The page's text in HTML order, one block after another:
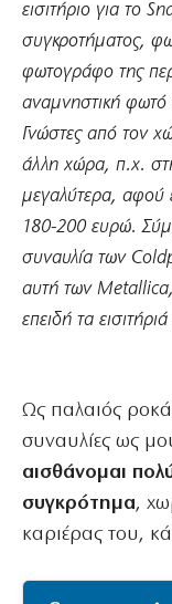
εισιτήριο για το
συγκροτήματος,
φωτογράφο της
αναμνηστική
Γνώστες από τον
άλλη χώρα, π.χ.
μεγαλύτερα, αφού
180-200 ευρώ.
συναυλία των
αυτή των Metallica,
επειδή τα
Ως παλαιός
συναυλίες ως
αισθάνομαι
συγκρότημα,
καριέρας του,